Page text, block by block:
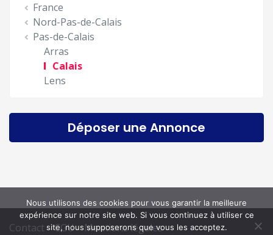
France
Nord-Pas-de-Calais
Pas-de-Calais
Arras
Calais
Lens
Déposer une Annonce
Contact CGU Mentions légales
Nous utilisons des cookies pour vous garantir la meilleure
expérience sur notre site web. Si vous continuez à utiliser ce
site, nous supposerons que vous les acceptez.